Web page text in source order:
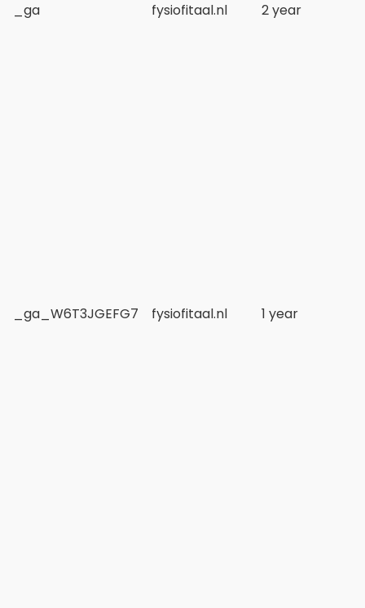
_ga fysiofitaal.nl 2 year
_ga_W6T3JGEFG7 fysiofitaal.nl 1 year